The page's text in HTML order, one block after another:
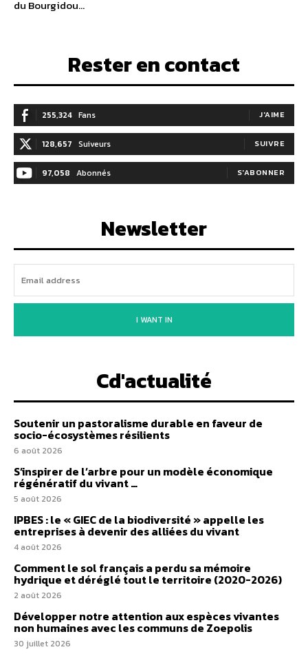
du Bourgidou...
Rester en contact
255,324 Fans J'AIME
128,657 Suiveurs SUIVRE
97,058 Abonnés S'ABONNER
Newsletter
I WANT IN
Cd'actualité
Soutenir un pastoralisme durable en faveur de
socio-écosystèmes résilients
6 août 2026
S’inspirer de l’arbre pour un modèle économique
régénératif du vivant …
5 août 2026
IPBES : le « GIEC de la biodiversité » appelle les
entreprises à devenir des alliées du vivant
4 août 2026
Comment le sol français a perdu sa mémoire
hydrique et déréglé tout le territoire (2020-2026)
2 août 2026
Développer notre attention aux espèces vivantes
non humaines avec les communs de Zoepolis
30 juillet 2026